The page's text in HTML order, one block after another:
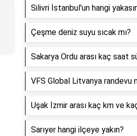
Silivri İstanbul'un hangi
Çeşme deniz suyu sıcak mı?
Sakarya Ordu arası kaç saat
VFS Global Litvanya randevu
Uşak İzmir arası kaç km ve
Sarıyer hangi ilçeye yakın?